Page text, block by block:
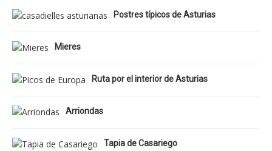
Postres típicos de Asturias
Mieres
Ruta por el interior de Asturias
Arriondas
Tapia de Casariego